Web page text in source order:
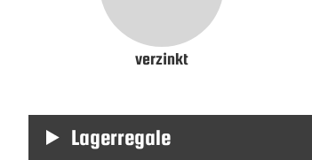
verzinkt
Lagerregale